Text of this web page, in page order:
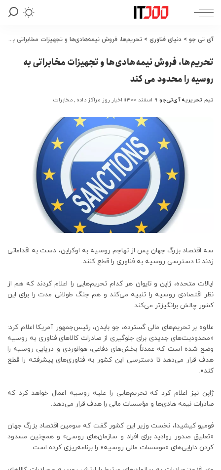
آی تی جو > دنیای فناوری > تحریم‌ها، فروش نیمه‌هادی‌ها و تجهیزات مخابراتی به روسیه را محدود می کند
تحریم‌ها، فروش نیمه‌هادی‌ها و تجهیزات مخابراتی به
روسیه را محدود می کند
ارسال
تیم تحریریه آی‌تی‌جو ۹ اسفند ۱۴۰۰ اخبار روز مراکز داده مخابرات
سه اقتصاد بزرگ جهان پس از تهاجم روسیه به اوکراین، دست به اقداماتی
زدند تا دسترسی روسیه به فناوری را قطع کنند.
ایالات متحده، ژاپن و تایوان هر کدام تحریم‌هایی را اعلام کردند که هم از
نظر اقتصادی روسیه را تنبیه می‌کند و هم جنگ طولانی مدت را برای این
کشور چالش برانگیزتر می‌کند.
علاوه بر تحریم‌های مالی گسترده، جو بایدن، رئیس‌جمهور آمریکا اعلام کرد:
«محدودیت‌های جدیدی برای جلوگیری از صادرات کالاهای فناوری به روسیه
وضع شده است که عمدتاً بخش‌های دفاعی، هوانوردی و دریایی روسیه را
هدف قرار می‌دهد تا دسترسی این کشور به فناوری‌های پیشرفته را قطع
کند».
ژاپن نیز اعلام کرد که تحریم‌هایی را علیه روسیه اعمال خواهد کرد که
صادرات نیمه هادی‌ها و مؤسسات مالی را هدف قرار می‌دهد.
فومیو کیشیدا، نخست وزیر این کشور گفت که سومین اقتصاد بزرگ جهان
«تعلیق صدور روادید برای افراد و سازمان‌های روسی» و همچنین مسدود
کردن دارایی‌های «موسسات مالی روسیه» را برنامه‌ریزی کرده است.